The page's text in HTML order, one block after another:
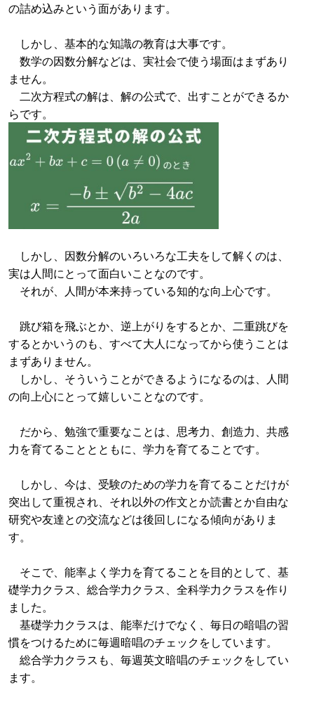
の詰め込みという面があります。
しかし、基本的な知識の教育は大事です。
数学の因数分解などは、実社会で使う場面はまずあり
ません。
二次方程式の解は、解の公式で、出すことができるか
らです。
しかし、因数分解のいろいろな工夫をして解くのは、
実は人間にとって面白いことなのです。
それが、人間が本来持っている知的な向上心です。
跳び箱を飛ぶとか、逆上がりをするとか、二重跳びを
するとかいうのも、すべて大人になってから使うことは
まずありません。
しかし、そういうことができるようになるのは、人間
の向上心にとって嬉しいことなのです。
だから、勉強で重要なことは、思考力、創造力、共感
力を育てることとともに、学力を育てることです。
しかし、今は、受験のための学力を育てることだけが
突出して重視され、それ以外の作文とか読書とか自由な
研究や友達との交流などは後回しになる傾向がありま
す。
そこで、能率よく学力を育てることを目的として、基
礎学力クラス、総合学力クラス、全科学力クラスを作り
ました。
基礎学力クラスは、能率だけでなく、毎日の暗唱の習
慣をつけるために毎週暗唱のチェックをしています。
総合学力クラスも、毎週英文暗唱のチェックをしてい
ます。